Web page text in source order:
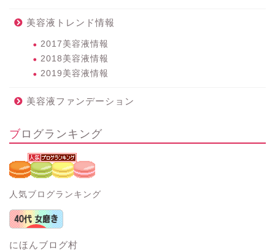
美容液トレンド情報
2017美容液情報
2018美容液情報
2019美容液情報
美容液ファンデーション
ブログランキング
人気ブログランキング
にほんブログ村